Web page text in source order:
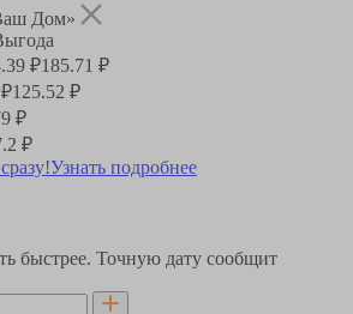
Дом»
₽185.71 ₽
125.52 ₽
₽
₽
Узнать подробнее
быстрее. Точную дату сообщит